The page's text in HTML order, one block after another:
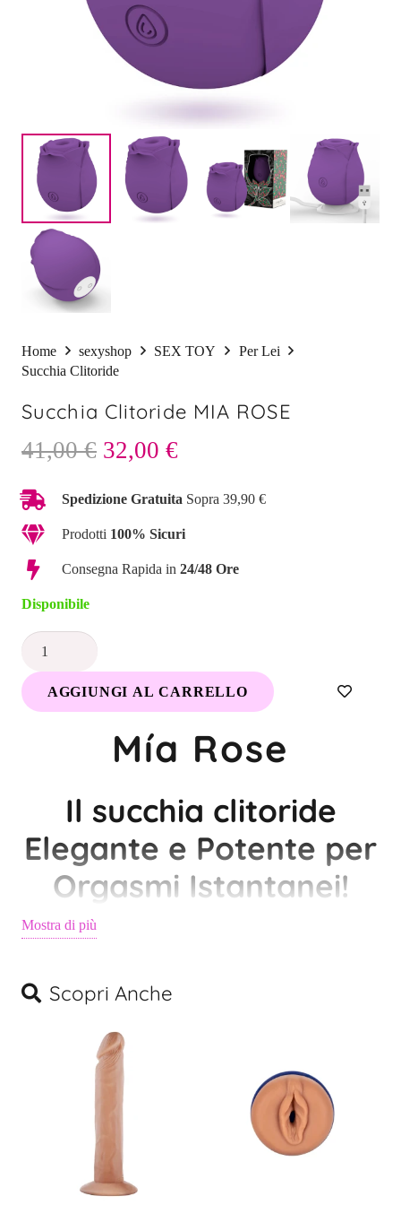
Home sexyshop SEX TOY
Per Lei
Succhia Clitoride
Succhia Clitoride MIA ROSE
41,00€ Il
originale
era:
32,00 €
attuale
è:
Spedizione Gratuita Sopra 39,90 €
Prodotti 100% Sicuri
Consegna Rapida in 24/48 Ore
Disponibile
Succhia
MIA AGGIUNGI AL CARRELLO
Mía Rose
Il succhia clitoride
Elegante e Potente per
Orgasmi Istantanei!
Un Design Discreto per un
offrire orgasmi intensi e immediati con un design elegante e
femminile. Perfetto per la donna moderna che desidera il
Grazie alla sua potente tecnologia di aspirazione, Mía Rose
crea onde di pressione stimolanti che avvolgono il clitoride con
precisione, regalando sensazioni uniche e indimenticabili. Il suo
Mostra di più
Scopri Anche